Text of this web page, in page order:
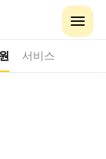
서비스